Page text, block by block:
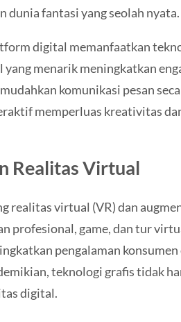
dunia fantasi yang seolah nyata.
digital memanfaatkan
menarik meningkatkan
komunikasi pesan
memperluas kreativitas
Realitas Virtual
realitas virtual (VR) dan
profesional, game, dan tur
pengalaman
teknologi grafis tidak
digital.